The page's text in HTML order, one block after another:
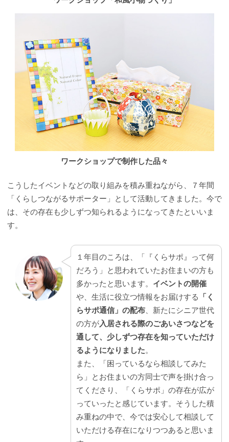
ワークショップで制作した品々
こうしたイベントなどの取り組みを積み重ねながら、７年間
「くらしつながるサポーター」として活動してきました。今で
は、その存在も少しずつ知られるようになってきたといいま
す。
１年目のころは、「『くらサポ』って何
だろう」と思われていたお住まいの方も
多かったと思います。 イベントの開催
や、生活に役立つ情報をお届けする
「く
らサポ通信」の配布、新たにシニア世代
の方が入居される際のごあいさつなどを
通して、少しずつ存在を知っていただけ
るようになりました。
また、「困っているなら相談してみた
ら」とお住まいの方同士で声を掛け合っ
てくださり、「くらサポ」の存在が広が
っていったと感じています。そうした積
み重ねの中で、今では安心して相談して
いただける存在になりつつあると思いま